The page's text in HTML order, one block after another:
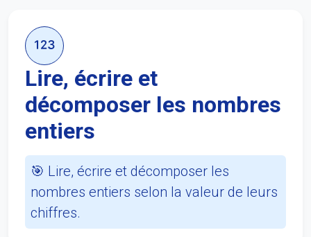
Lire, écrire et
décomposer les nombres
entiers
🎯 Lire, écrire et décomposer les
nombres entiers selon la valeur de leurs
chiffres.